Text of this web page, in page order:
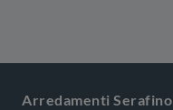
Arredamenti Serafino